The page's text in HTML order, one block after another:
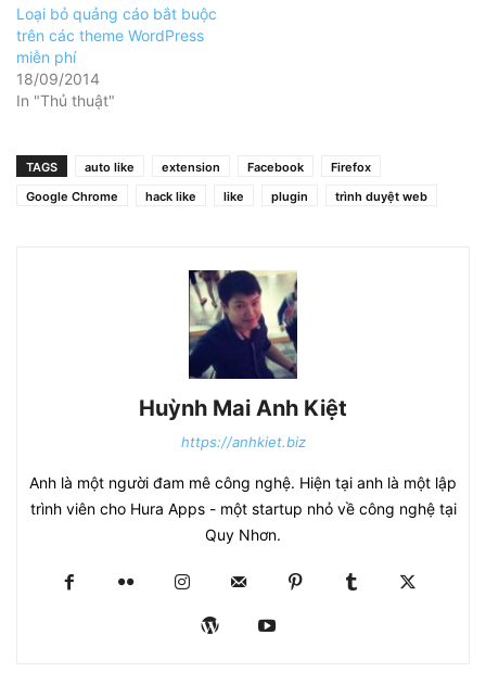
Loại bỏ quảng cáo bắt buộc
trên các theme WordPress
miễn phí
18/09/2014
In "Thủ thuật"
TAGS auto like extension Facebook
Firefox
Google Chrome
hack like like plugin trình duyệt web
Huỳnh Mai Anh Kiệt
https://anhkiet.biz
Anh là một người đam mê công nghệ. Hiện tại anh là một lập
trình viên cho Hura Apps - một startup nhỏ về công nghệ tại
Quy Nhơn.